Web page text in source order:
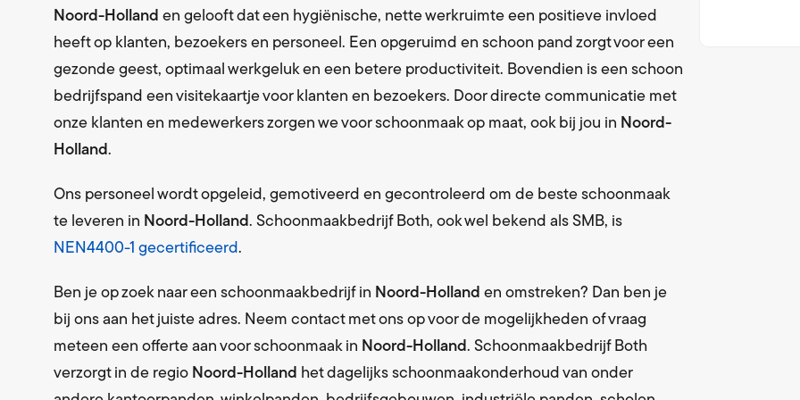
Schoonloopmatten
Levering en wisseling met vaste frequentie
Bedrijfskleding en linnengoed
Afvalverwijdering met vaste frequentie
MVO
Maatschappelijk Verantwoord O
Wet Keten Aansprakelijkheid & NEN4400
Noord-Holland en gelooft dat een hygiënische, nette werkruimte een positieve invloed
heeft op klanten, bezoekers en personeel. Een opgeruimd en schoon pand zorgt voor een
gezonde geest, optimaal werkgeluk en een betere productiviteit. Bovendien is een schoon
bedrijfspand een visitekaartje voor klanten en bezoekers. Door directe communicatie met
onze klanten en medewerkers zorgen we voor schoonmaak op maat, ook bij jou in Noord-
Holland.
Ons personeel wordt opgeleid, gemotiveerd en gecontroleerd om de beste schoonmaak
te leveren in Noord-Holland. Schoonmaakbedrijf Both, ook wel bekend als SMB, is
NEN4400-1 gecertificeerd.
Ben je op zoek naar een schoonmaakbedrijf in Noord-Holland en omstreken? Dan ben je
bij ons aan het juiste adres. Neem contact met ons op voor de mogelijkheden of vraag
meteen een offerte aan voor schoonmaak in Noord-Holland. Schoonmaakbedrijf Both
verzorgt in de regio Noord-Holland het dagelijks schoonmaakonderhoud van onder